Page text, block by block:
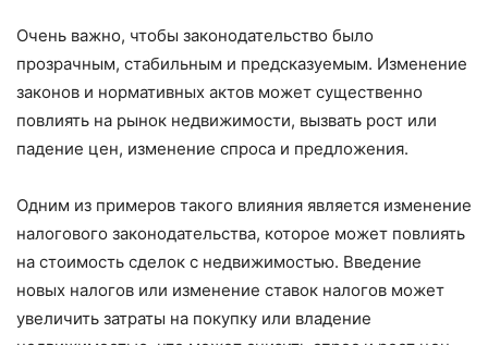
Очень важно, чтобы законодательство было
прозрачным, стабильным и предсказуемым. Изменение
законов и нормативных актов может существенно
повлиять на рынок недвижимости, вызвать рост или
падение цен, изменение спроса и предложения.
Одним из примеров такого влияния является изменение
налогового законодательства, которое может повлиять
на стоимость сделок с недвижимостью. Введение
новых налогов или изменение ставок налогов может
увеличить затраты на покупку или владение